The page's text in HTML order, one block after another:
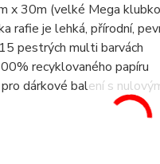
x 30m (velké Mega
rafie je lehká, přírodní,
pestrých multi barvách
recyklovaného papíru
dárkové balení s